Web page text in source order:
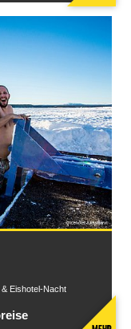
Eishotel-Nacht